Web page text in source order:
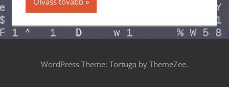
WordPress Theme: Tortuga by ThemeZee.